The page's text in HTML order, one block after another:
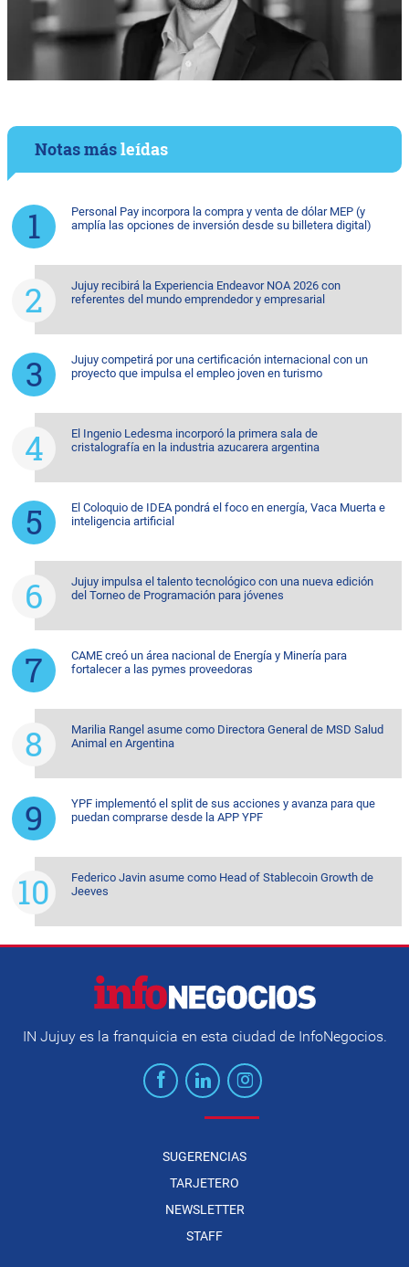
Notas másleídas
Personal Pay incorpora la compra y venta de dólar MEP (y
amplía las opciones de inversión desde su billetera digital)
Jujuy recibirá la Experiencia Endeavor NOA 2026 con
referentes del mundo emprendedor y empresarial
Jujuy competirá por una certificación internacional con un
proyecto que impulsa el empleo joven en turismo
El Ingenio Ledesma incorporó la primera sala de
cristalografía en la industria azucarera argentina
El Coloquio de IDEA pondrá el foco en energía, Vaca Muerta e
inteligencia artificial
Jujuy impulsa el talento tecnológico con una nueva edición
del Torneo de Programación para jóvenes
CAME creó un área nacional de Energía y Minería para
fortalecer a las pymes proveedoras
Marilia Rangel asume como Directora General de MSD Salud
Animal en Argentina
YPF implementó el split de sus acciones y avanza para que
puedan comprarse desde la APP YPF
Federico Javin asume como Head of Stablecoin Growth de
Jeeves
IN Jujuy es la franquicia en esta ciudad de InfoNegocios.
SUGERENCIAS
TARJETERO
NEWSLETTER
STAFF